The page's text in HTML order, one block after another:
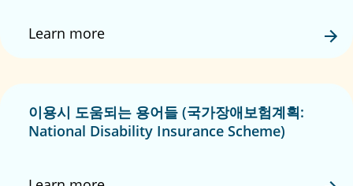
Learn more
이용시 도움되는 용어들 (국가장애보험계획:
National Disability Insurance Scheme)